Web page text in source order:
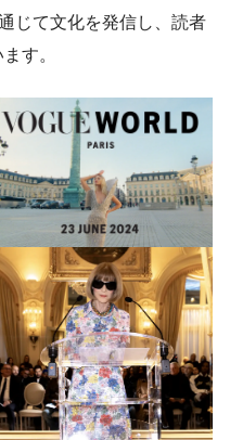
じて文化を発信し、読者
す。